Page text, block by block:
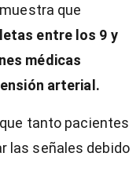
que
entre los 9 y
médicas
arterial.
tanto pacientes
las señales debido